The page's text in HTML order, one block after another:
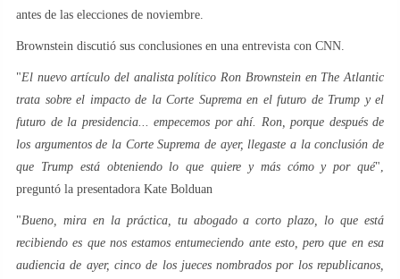
antes de las elecciones de noviembre.
Brownstein discutió sus conclusiones en una entrevista con CNN.
"El nuevo artículo del analista político Ron Brownstein en The Atlantic
trata sobre el impacto de la Corte Suprema en el futuro de Trump y el
futuro de la presidencia... empecemos por ahí. Ron, porque después de
los argumentos de la Corte Suprema de ayer, llegaste a la conclusión de
que Trump está obteniendo lo que quiere y más cómo y por qué",
preguntó la presentadora Kate Bolduan
"Bueno, mira en la práctica, tu abogado a corto plazo, lo que está
recibiendo es que nos estamos entumeciendo ante esto, pero que en esa
audiencia de ayer, cinco de los jueces nombrados por los republicanos,